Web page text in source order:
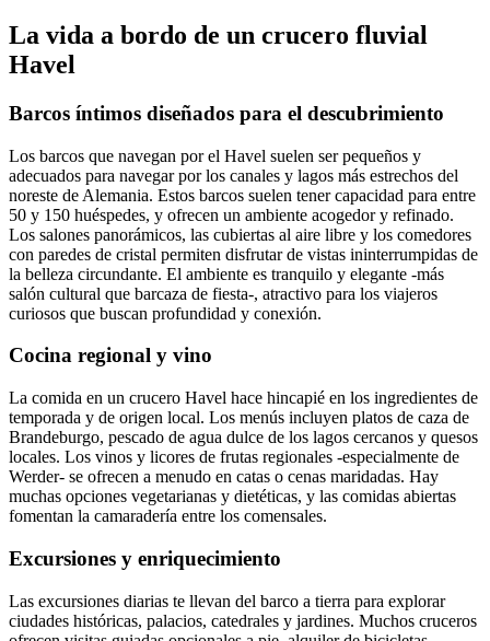
La vida a bordo de un crucero fluvial
Havel
Barcos íntimos diseñados para el descubrimiento
Los barcos que navegan por el Havel suelen ser pequeños y
adecuados para navegar por los canales y lagos más estrechos del
noreste de Alemania. Estos barcos suelen tener capacidad para entre
50 y 150 huéspedes, y ofrecen un ambiente acogedor y refinado.
Los salones panorámicos, las cubiertas al aire libre y los comedores
con paredes de cristal permiten disfrutar de vistas ininterrumpidas de
la belleza circundante. El ambiente es tranquilo y elegante -más
salón cultural que barcaza de fiesta-, atractivo para los viajeros
curiosos que buscan profundidad y conexión.
Cocina regional y vino
La comida en un crucero Havel hace hincapié en los ingredientes de
temporada y de origen local. Los menús incluyen platos de caza de
Brandeburgo, pescado de agua dulce de los lagos cercanos y quesos
locales. Los vinos y licores de frutas regionales -especialmente de
Werder- se ofrecen a menudo en catas o cenas maridadas. Hay
muchas opciones vegetarianas y dietéticas, y las comidas abiertas
fomentan la camaradería entre los comensales.
Excursiones y enriquecimiento
Las excursiones diarias te llevan del barco a tierra para explorar
ciudades históricas, palacios, catedrales y jardines. Muchos cruceros